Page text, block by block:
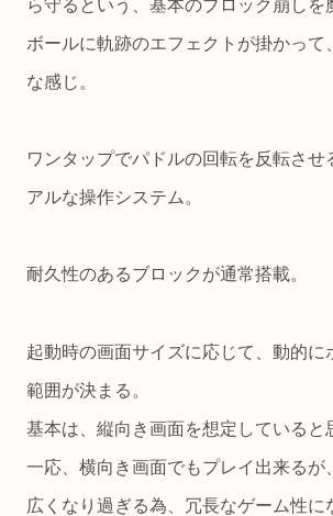
ら守るという、基本のブロック崩しを
ボールに軌跡のエフェクトが掛かって
な感じ。
ワンタップでパドルの回転を反転させ
アルな操作システム。
耐久性のあるブロックが通常搭載。
起動時の画面サイズに応じて、動的に
範囲が決まる。
基本は、縦向き画面を想定していると
一応、横向き画面でもプレイ出来るが
広くなり過ぎる為、冗長なゲーム性に